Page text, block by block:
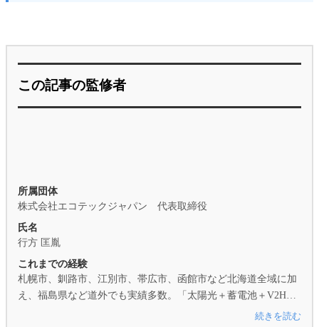
この記事の監修者
所属団体
株式会社エコテックジャパン 代表取締役
氏名
行方 匡胤
これまでの経験
札幌市、釧路市、江別市、帯広市、函館市など北海道全域に加
え、福島県など道外でも実績多数。「太陽光＋蓄電池＋V2H」
の同時設置や、カーポートタイプ、オール電化（エコキュー
続きを読む